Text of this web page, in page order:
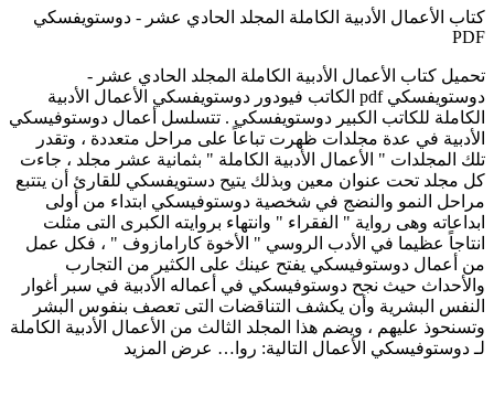
كتاب الأعمال الأدبية الكاملة المجلد الحادي عشر - دوستويفسكي
PDF
تحميل كتاب الأعمال الأدبية الكاملة المجلد الحادي عشر -
دوستويفسكي pdf الكاتب فيودور دوستويفسكي الأعمال الأدبية
الكاملة للكاتب الكبير دوستويفسكي . تتسلسل أعمال دوستوفيسكي
الأدبية في عدة مجلدات ظهرت تباعاً على مراحل متعددة ، وتقدر
تلك المجلدات " الأعمال الأدبية الكاملة " بثمانية عشر مجلد ، جاءت
كل مجلد تحت عنوان معين وبذلك يتيح دستويفسكي للقارئ أن يتتبع
مراحل النمو والنضج في شخصية دوستوفيسكي ابتداء من أولى
ابداعاته وهى رواية " الفقراء " وانتهاء بروايته الكبرى التى مثلت
انتاجاً عظيما في الأدب الروسي " الأخوة كارامازوف " ، فكل عمل
من أعمال دوستوفيسكي يفتح عينك على الكثير من التجارب
والأحداث حيث نجح دوستوفيسكي في أعماله الأدبية في سبر أغوار
النفس البشرية وأن يكشف التناقضات التى تعصف بنفوس البشر
وتسنحوذ عليهم ، ويضم هذا المجلد الثالث من الأعمال الأدبية الكاملة
لـ دوستوفيسكي الأعمال التالية: روا… عرض المزيد